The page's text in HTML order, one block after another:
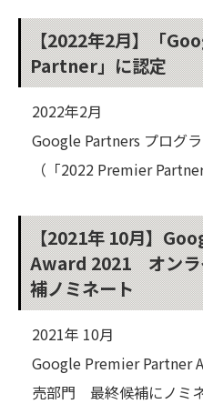
【2022年2月】「
Partner」に認定
2022年2月
Google Partners プログ
（「2022 Premier
【2021年 10月】
Award 2021 オン
補ノミネート
2021年 10月
Google Premier Partner
売部門 最終候補にノミ